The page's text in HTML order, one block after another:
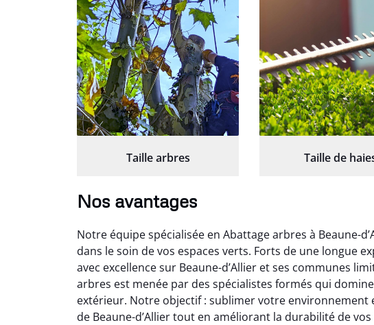
Taille arbres Taille de
Nos avantages
Notre équipe spécialisée en Abattage arbres à Beaune-
dans le soin de vos espaces verts. Forts de une longue
avec excellence sur Beaune-d’Allier et ses communes
arbres est menée par des spécialistes formés qui
extérieur. Notre objectif : sublimer votre
de Beaune-d’Allier tout en améliorant la durabilité de